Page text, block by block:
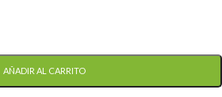
AÑADIR AL CARRITO